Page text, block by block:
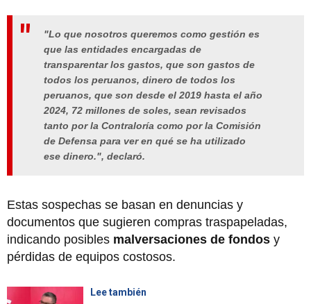
"Lo que nosotros queremos como gestión es
que las entidades encargadas de
transparentar los gastos, que son gastos de
todos los peruanos, dinero de todos los
peruanos, que son desde el 2019 hasta el año
2024, 72 millones de soles, sean revisados
tanto por la Contraloría como por la Comisión
de Defensa para ver en qué se ha utilizado
ese dinero.", declaró.
Estas sospechas se basan en denuncias y
documentos que sugieren compras traspapeladas,
indicando posibles malversaciones de fondos y
pérdidas de equipos costosos.
Lee también